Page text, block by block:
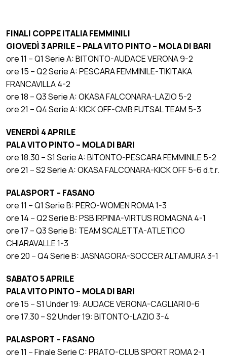
FINALI COPPE ITALIA FEMMINILI
GIOVEDÌ 3 APRILE – PALA VITO PINTO – MOLA DI BARI
ore 11 – Q1 Serie A: BITONTO-AUDACE VERONA 9-2
ore 15 – Q2 Serie A: PESCARA FEMMINILE-TIKITAKA
FRANCAVILLA 4-2
ore 18 – Q3 Serie A: OKASA FALCONARA-LAZIO 5-2
ore 21 – Q4 Serie A: KICK OFF-CMB FUTSAL TEAM 5-3
VENERDÌ 4 APRILE
PALA VITO PINTO – MOLA DI BARI
ore 18.30 – S1 Serie A: BITONTO-PESCARA FEMMINILE 5-2
ore 21 – S2 Serie A: OKASA FALCONARA-KICK OFF 5-6 d.t.r.
PALASPORT – FASANO
ore 11 – Q1 Serie B: PERO-WOMEN ROMA 1-3
ore 14 – Q2 Serie B: PSB IRPINIA-VIRTUS ROMAGNA 4-1
ore 17 – Q3 Serie B: TEAM SCALETTA-ATLETICO
CHIARAVALLE 1-3
ore 20 – Q4 Serie B: JASNAGORA-SOCCER ALTAMURA 3-1
SABATO 5 APRILE
PALA VITO PINTO – MOLA DI BARI
ore 15 – S1 Under 19: AUDACE VERONA-CAGLIARI 0-6
ore 17.30 – S2 Under 19: BITONTO-LAZIO 3-4
PALASPORT – FASANO
ore 11 – Finale Serie C: PRATO-CLUB SPORT ROMA 2-1